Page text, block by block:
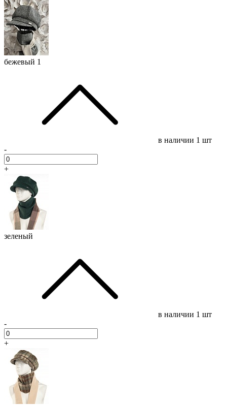
бежевый 1
в наличии 1 шт
-
+
зеленый
в наличии 1 шт
-
+